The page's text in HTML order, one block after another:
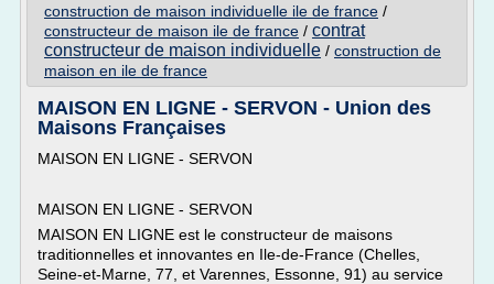
construction de maison individuelle ile de france /
constructeur de maison ile de france / contrat
constructeur de maison individuelle / construction de
maison en ile de france
MAISON EN LIGNE - SERVON - Union des
Maisons Françaises
MAISON EN LIGNE - SERVON
MAISON EN LIGNE - SERVON
MAISON EN LIGNE est le constructeur de maisons
traditionnelles et innovantes en Ile-de-France (Chelles,
Seine-et-Marne, 77, et Varennes, Essonne, 91) au service